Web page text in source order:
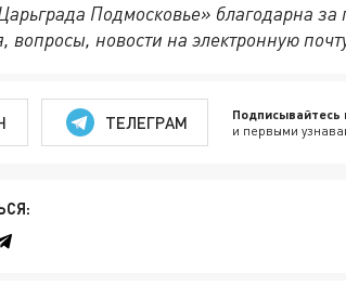
Подмосковье» благодарна
вопросы, новости на электронную
ТЕЛЕГРАМ Подписывайтесь
и первыми